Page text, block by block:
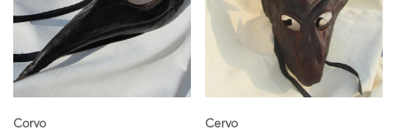
Corvo Cervo